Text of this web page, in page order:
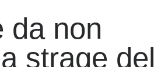
da non
strage del